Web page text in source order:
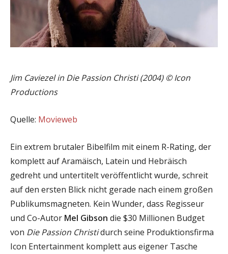
Jim Caviezel in Die Passion Christi (2004) © Icon
Productions
Quelle: Movieweb
Ein extrem brutaler Bibelfilm mit einem R-Rating, der
komplett auf Aramäisch, Latein und Hebräisch
gedreht und untertitelt veröffentlicht wurde, schreit
auf den ersten Blick nicht gerade nach einem großen
Publikumsmagneten. Kein Wunder, dass Regisseur
und Co-Autor Mel Gibson die $30 Millionen Budget
von Die Passion Christidurch seine Produktionsfirma
Icon Entertainment komplett aus eigener Tasche